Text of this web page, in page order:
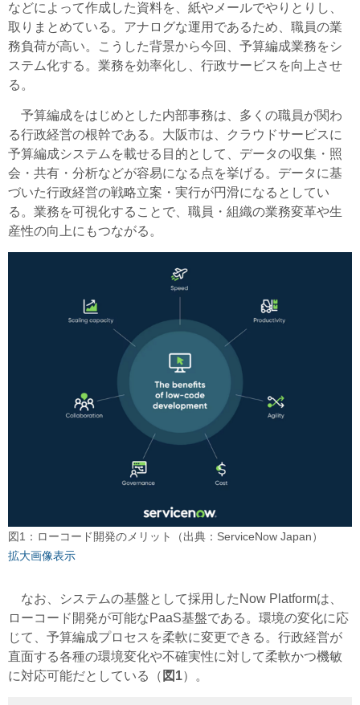
などによって作成した資料を、紙やメールでやりとりし、
取りまとめている。アナログな運用であるため、職員の業
務負荷が高い。こうした背景から今回、予算編成業務をシ
ステム化する。業務を効率化し、行政サービスを向上させ
る。
予算編成をはじめとした内部事務は、多くの職員が関わ
る行政経営の根幹である。大阪市は、クラウドサービスに
予算編成システムを載せる目的として、データの収集・照
会・共有・分析などが容易になる点を挙げる。データに基
づいた行政経営の戦略立案・実行が円滑になるとしてい
る。業務を可視化することで、職員・組織の業務変革や生
産性の向上にもつながる。
図1：ローコード開発のメリット（出典：ServiceNow Japan）
拡大画像表示
なお、システムの基盤として採用したNow Platformは、
ローコード開発が可能なPaaS基盤である。環境の変化に応
じて、予算編成プロセスを柔軟に変更できる。行政経営が
直面する各種の環境変化や不確実性に対して柔軟かつ機敏
に対応可能だとしている（ 図1）。